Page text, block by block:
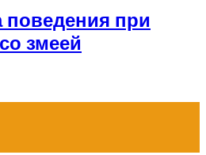
поведения при
змеей